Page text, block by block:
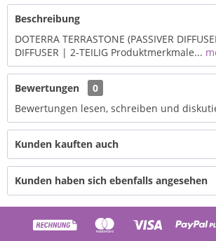
Beschreibung
DOTERRA TERRASTONE (PASSIVER
DIFFUSER | 2-TEILIG Produktmerkmale...
Bewertungen
0
Bewertungen lesen, schreiben und
Kunden kauften auch
Kunden haben sich ebenfalls angesehen